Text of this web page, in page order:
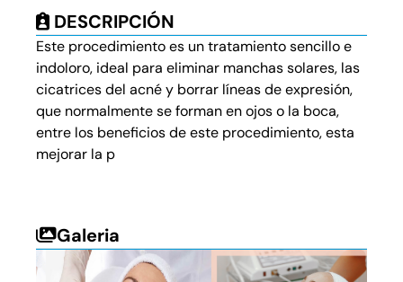
DESCRIPCIÓN
Este procedimiento es un tratamiento sencillo e
indoloro, ideal para eliminar manchas solares, las
cicatrices del acné y borrar líneas de expresión,
que normalmente se forman en ojos o la boca,
entre los beneficios de este procedimiento, esta
mejorar la p
Galeria